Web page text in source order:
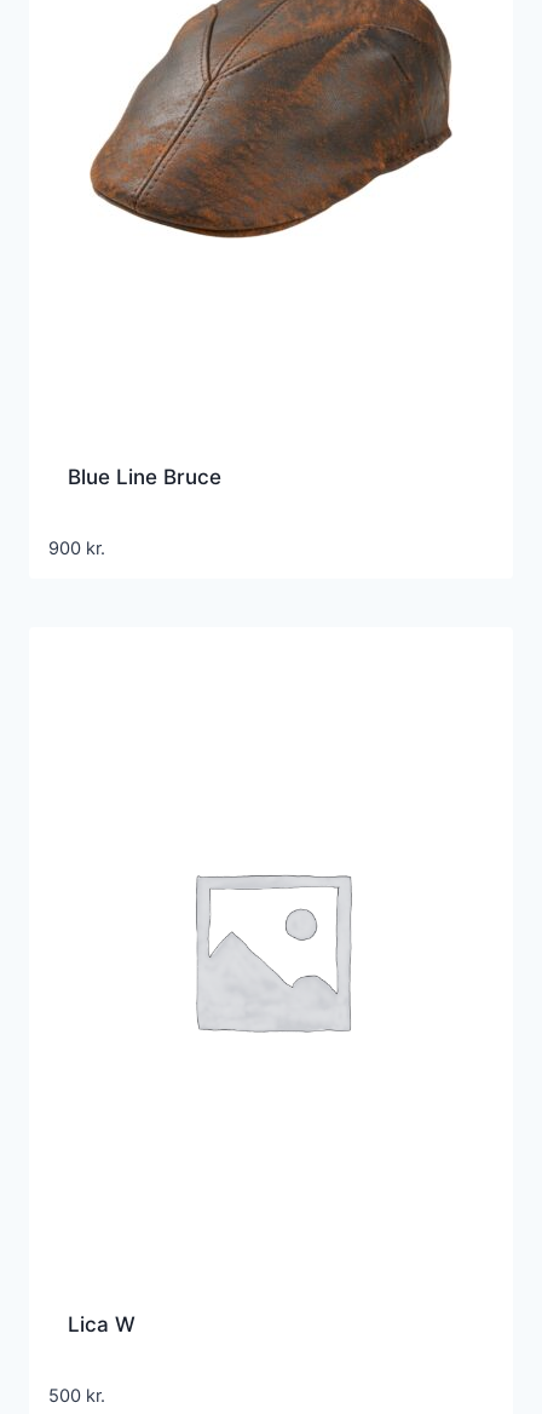
Blue Line Bruce
900 kr.
Lica W
500 kr.